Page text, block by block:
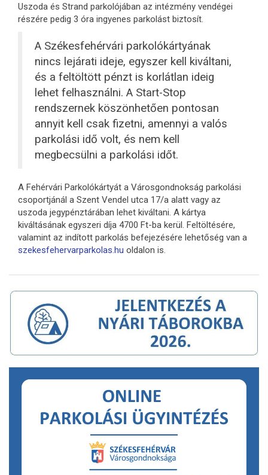
Uszoda és Strand parkolójában az intézmény vendégei
részére pedig 3 óra ingyenes parkolást biztosít.
A Székesfehérvári parkolókártyának
nincs lejárati ideje, egyszer kell kiváltani,
és a feltöltött pénzt is korlátlan ideig
lehet felhasználni. A Start-Stop
rendszernek köszönhetően pontosan
annyit kell csak fizetni, amennyi a valós
parkolási idő volt, és nem kell
megbecsülni a parkolási időt.
A Fehérvári Parkolókártyát a Városgondnokság parkolási
csoportjánál a Szent Vendel utca 17/a alatt vagy az
uszoda jegypénztárában lehet kiváltani. A kártya
kiváltásának egyszeri díja 4700 Ft-ba kerül. Feltöltésére,
valamint az indított parkolás befejezésére lehetőség van a
szekesfehervarparkolas.hu oldalon is.